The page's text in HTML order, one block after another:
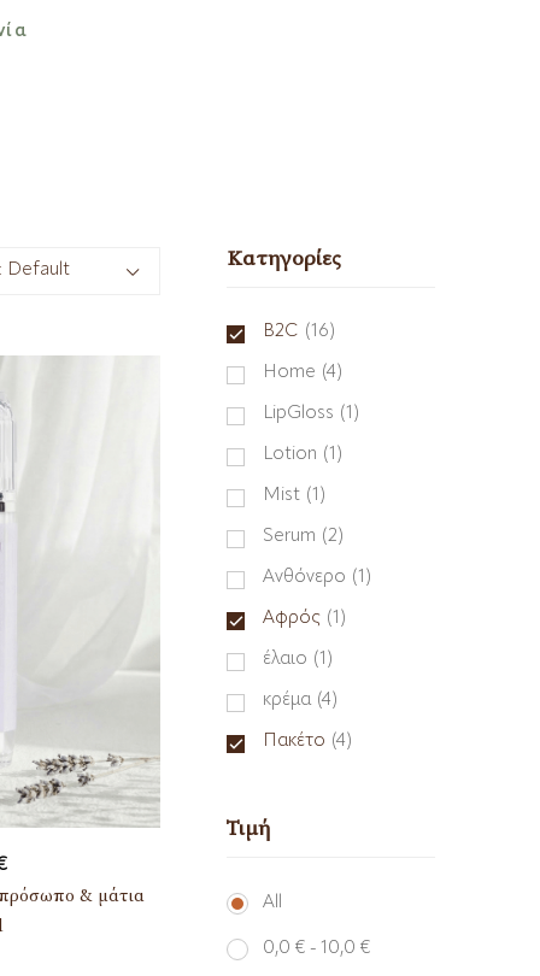
Default
& μάτια
Κατηγορίες
B2C (16)
Home (4)
LipGloss (1)
Lotion (1)
Mist (1)
Serum (2)
Ανθόνερο (1)
Αφρός (1)
έλαιο (1)
κρέμα (4)
Πακέτο (4)
Τιμή
All
0,0 € - 10,0 €